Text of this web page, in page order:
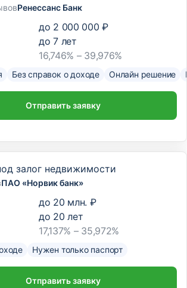
Ренессанс Банк
до 2 000 000 ₽
до7лет
16,746% – 39,976%
Без справок о доходе Онлайн решение
Отправить заявку
залог недвижимости
ПАО «Норвик банк»
до 20 млн. ₽
до 20 лет
17,137% – 35,972%
Нужен только паспорт
Отправить заявку